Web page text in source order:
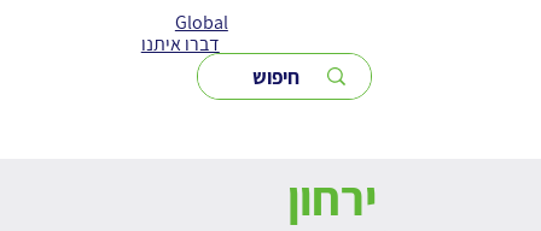
Global
דברו איתנו
ירחון